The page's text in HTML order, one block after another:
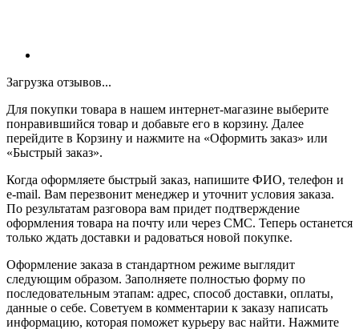
Загрузка отзывов...
Для покупки товара в нашем интернет-магазине выберите
понравившийся товар и добавьте его в корзину. Далее
перейдите в Корзину и нажмите на «Оформить заказ» или
«Быстрый заказ».
Когда оформляете быстрый заказ, напишите ФИО, телефон и
e-mail. Вам перезвонит менеджер и уточнит условия заказа.
По результатам разговора вам придет подтверждение
оформления товара на почту или через СМС. Теперь останется
только ждать доставки и радоваться новой покупке.
Оформление заказа в стандартном режиме выглядит
следующим образом. Заполняете полностью форму по
последовательным этапам: адрес, способ доставки, оплаты,
данные о себе. Советуем в комментарии к заказу написать
информацию, которая поможет курьеру вас найти. Нажмите